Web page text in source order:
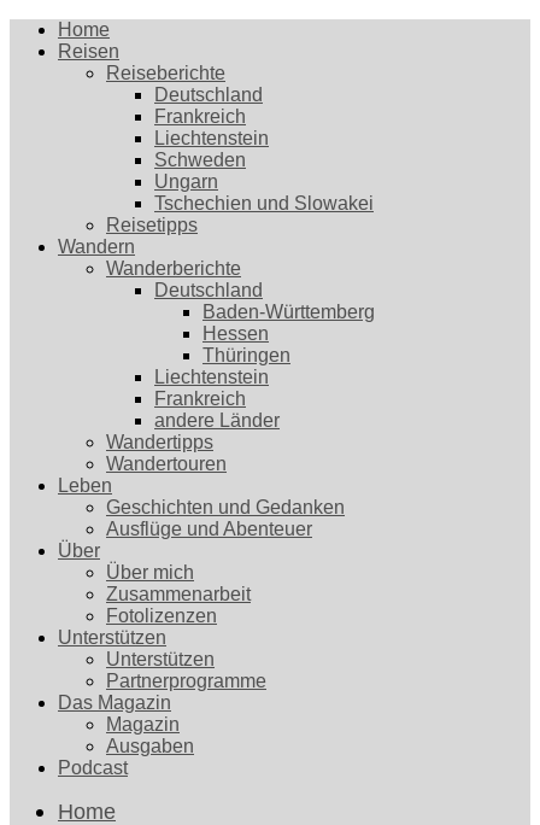
Home
Reisen
Reiseberichte
Deutschland
Frankreich
Liechtenstein
Schweden
Ungarn
Tschechien und Slowakei
Reisetipps
Wandern
Wanderberichte
Deutschland
Baden-Württemberg
Hessen
Thüringen
Liechtenstein
Frankreich
andere Länder
Wandertipps
Wandertouren
Leben
Geschichten und Gedanken
Ausflüge und Abenteuer
Über
Über mich
Zusammenarbeit
Fotolizenzen
Unterstützen
Unterstützen
Partnerprogramme
Das Magazin
Magazin
Ausgaben
Podcast
Home